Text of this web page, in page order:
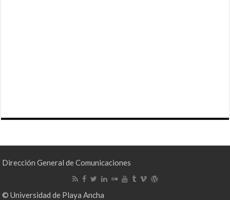
Dirección General de Comunicaciones
© Universidad de Playa Ancha